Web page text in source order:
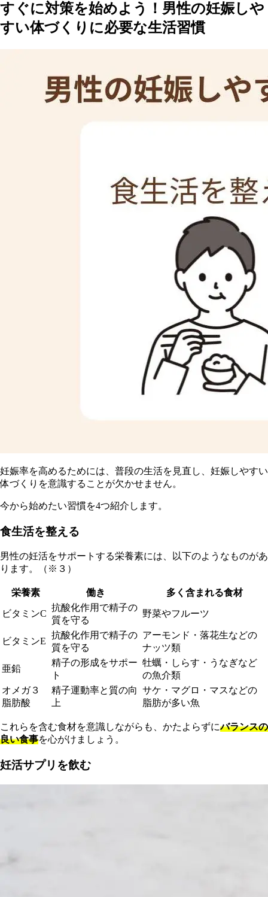
すぐに対策を始めよう！男性の妊娠しや
すい体づくりに必要な生活習慣
妊娠率を高めるためには、普段の生活を見直し、妊娠しやすい
体づくりを意識することが欠かせません。
今から始めたい習慣を4つ紹介します。
食生活を整える
男性の妊活をサポートする栄養素には、以下のようなものがあ
ります。（※３）
栄養素 働き 多く含まれる食材
ビタミンC
抗酸化作用で精子の
質を守る
野菜やフルーツ
ビタミンE
抗酸化作用で精子の
質を守る
アーモンド・落花生などの
ナッツ類
亜鉛
精子の形成をサポー
ト
牡蠣・しらす・うなぎなど
の魚介類
オメガ３
脂肪酸
精子運動率と質の向
上
サケ・マグロ・マスなどの
脂肪が多い魚
これらを含む食材を意識しながらも、かたよらずにバランスの
良い食事を心がけましょう。
妊活サプリを飲む